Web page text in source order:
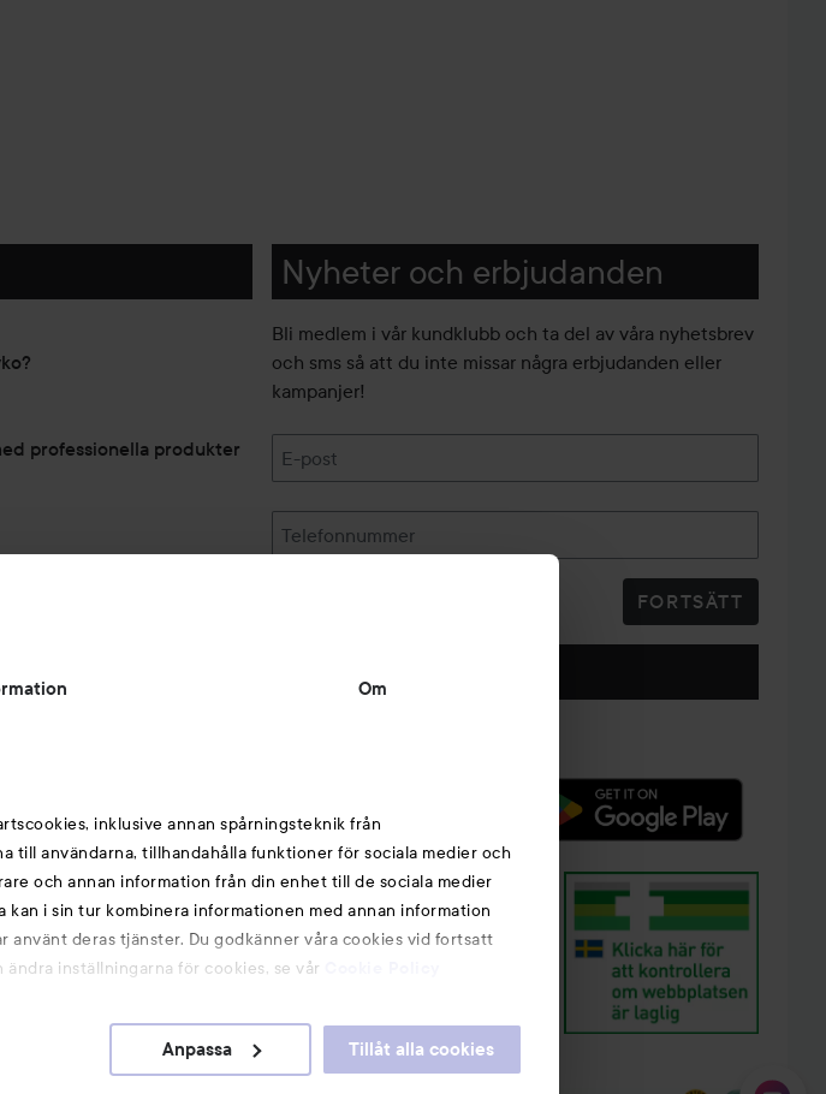
Om
inklusive annan spårningsteknik från
till användarna, tillhandahålla funktioner för sociala medier och
och annan information från din enhet till de sociala medier
kan i sin tur kombinera informationen med annan information
använt deras tjänster. Du godkänner våra cookies vid fortsatt
inställningarna för cookies, se vår
Anpassa Tillåt alla cookies
professionella produkter
of the World
gillar
Nyheter och erbjudanden
Bli medlem i vår kundklubb och ta del av våra nyhetsbrev
och sms så att du inte missar några erbjudanden eller
kampanjer!
E-post
Telefonnummer
FORTSÄTT
Följ oss